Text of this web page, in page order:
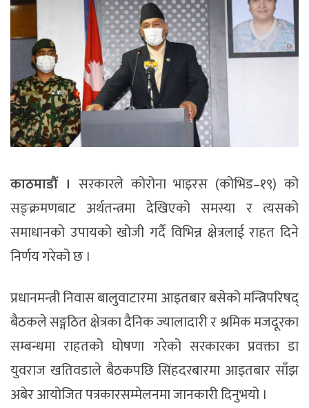
काठमाडौँ । सरकारले कोरोना भाइरस (कोभिड–१९) को
सङ्क्रमणबाट अर्थतन्त्रमा देखिएको समस्या र त्यसको
समाधानको उपायको खोजी गर्दै विभिन्न क्षेत्रलाई राहत दिने
निर्णय गरेको छ ।
प्रधानमन्त्री निवास बालुवाटारमा आइतबार बसेको मन्त्रिपरिषद्
बैठकले सङ्गठित क्षेत्रका दैनिक ज्यालादारी र श्रमिक मजदूरका
सम्बन्धमा राहतको घोषणा गरेको सरकारका प्रवक्ता डा
युवराज खतिवडाले बैठकपछि सिंहदरबारमा आइतबार साँझ
अबेर आयोजित पत्रकारसम्मेलनमा जानकारी दिनुभयो ।